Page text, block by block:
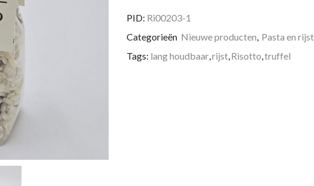
porcini
PID: Ri00203-1
Categorieën Nieuwe producten, Pasta en rijst
Tags: lang houdbaar,rijst,Risotto,truffel